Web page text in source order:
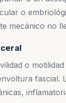
o
mecánico no
o
fascial.